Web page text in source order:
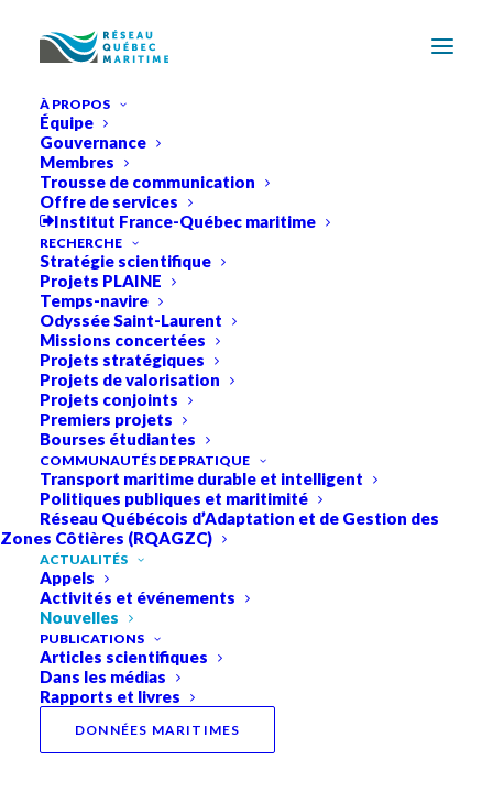
À PROPOS
Équipe
Gouvernance
Membres
Trousse de communication
Offre de services
Institut France-Québec maritime
RECHERCHE
Stratégie scientifique
Projets PLAINE
Temps-navire
Odyssée Saint-Laurent
Missions concertées
Projets stratégiques
Projets de valorisation
Projets conjoints
Premiers projets
Bourses étudiantes
COMMUNAUTÉS DE PRATIQUE
Transport maritime durable et intelligent
Politiques publiques et maritimité
Réseau Québécois d’Adaptation et de Gestion des
Zones Côtières (RQAGZC)
ACTUALITÉS
Appels
Activités et événements
Nouvelles
PUBLICATIONS
Articles scientifiques
Dans les médias
Rapports et livres
DONNÉES MARITIMES
Nouvelles
Consultez les nouvelles des initiatives de recherche